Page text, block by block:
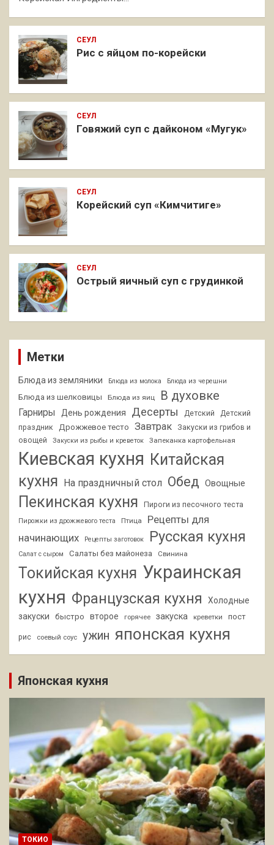
СЕУЛ
Рис с яйцом по-корейски
СЕУЛ
Говяжий суп с дайконом «Мугук»
СЕУЛ
Корейский суп «Кимчитиге»
СЕУЛ
Острый яичный суп с грудинкой
Метки
Блюда из земляники Блюда из молока Блюда из черешни
Блюда из шелковицы Блюда из яиц В духовке
Гарниры День рождения Десерты Детский
Детский
праздник
Дрожжевое тесто Завтрак
Закуски из грибов и
овощей
Закуски из рыбы и креветок Запеканка картофельная
Киевская кухня Китайская
кухня На праздничный стол Обед Овощные
Пекинская кухня Пироги из песочного теста
Пирожки из дрожжевого теста Птица
Рецепты для
начинающих
Рецепты заготовок Русская кухня
Салат с сыром Салаты без майонеза Свинина
Токийская кухня Украинская
кухня Французская кухня
Холодные
закуски
быстро второе горячее закуска креветки пост
рис соевый соус ужин японская кухня
Японская кухня
ТОКИО